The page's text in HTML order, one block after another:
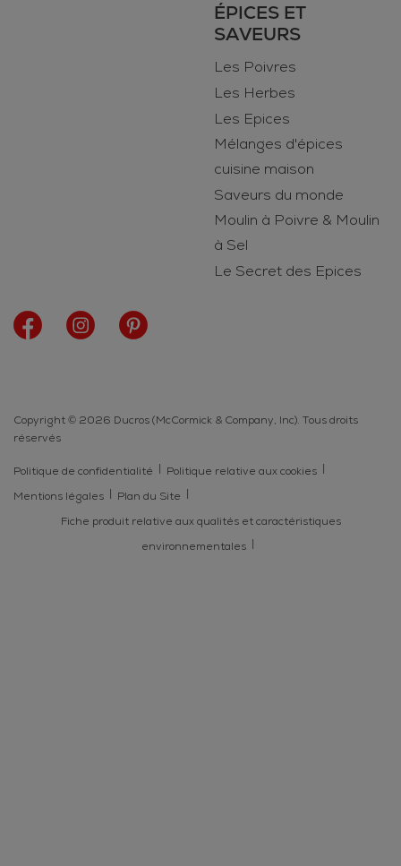
ÉPICES ET
SAVEURS
Les Poivres
Les Herbes
Les Epices
Mélanges d'épices
cuisine maison
Saveurs du monde
Moulin à Poivre & Moulin
à Sel
Le Secret des Epices
Copyright © 2026 Ducros (McCormick & Company, Inc). Tous droits
réservés
Politique de confidentialité
Politique relative aux cookies
Mentions légales
Plan du Site
Fiche produit relative aux qualités et caractéristiques
environnementales